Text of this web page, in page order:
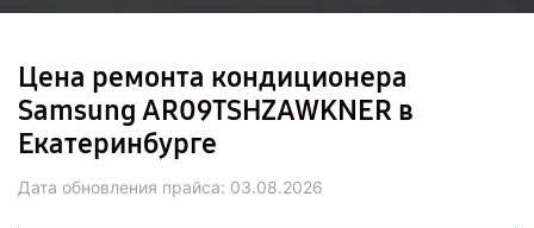
Цена ремонта кондиционера
Samsung AR09TSHZAWKNER в
Екатеринбурге
Дата обновления прайса: 03.08.2026